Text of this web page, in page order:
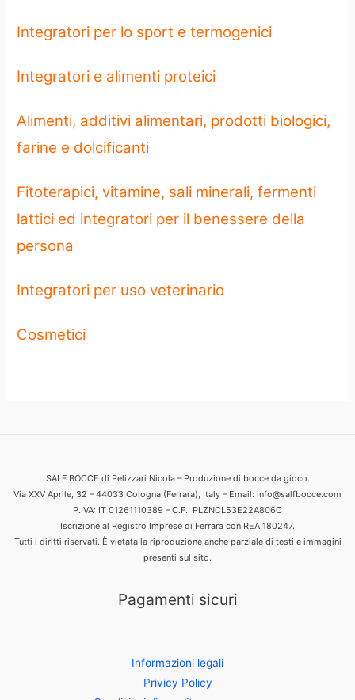
Integratori per lo sport e termogenici
Integratori e alimenti proteici
Alimenti, additivi alimentari, prodotti biologici,
farine e dolcificanti
Fitoterapici, vitamine, sali minerali, fermenti
lattici ed integratori per il benessere della
persona
Integratori per uso veterinario
Cosmetici
SALF BOCCE di Pelizzari Nicola – Produzione di bocce da gioco.
Via XXV Aprile, 32 – 44033 Cologna (Ferrara), Italy – Email: info@salfbocce.com
P.IVA: IT 01261110389 – C.F.: PLZNCL53E22A806C
Iscrizione al Registro Imprese di Ferrara con REA 180247.
Tutti i diritti riservati. È vietata la riproduzione anche parziale di testi e immagini
presenti sul sito.
Pagamenti sicuri
Informazioni legali
Privicy Policy